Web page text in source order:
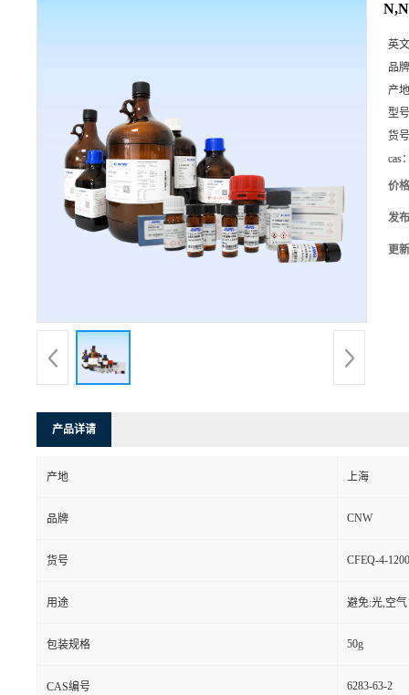
英
品
产
型
货
cas
价
发
更
产品详请
产地 上海
品牌 CNW
货号 CFEQ-4-
用途 避免:光,空气
包装规格 50g
CAS编号 6283-63-2